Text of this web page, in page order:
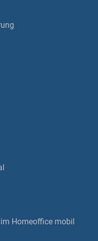
Homeoffice mobil